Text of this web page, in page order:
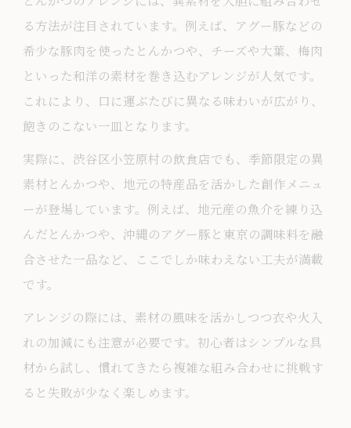
る方法が注目されています。例えば、アグー豚などの
希少な豚肉を使ったとんかつや、チーズや大葉、梅肉
といった和洋の素材を巻き込むアレンジが人気です。
これにより、口に運ぶたびに異なる味わいが広がり、
飽きのこない一皿となります。
実際に、渋谷区小笠原村の飲食店でも、季節限定の異
素材とんかつや、地元の特産品を活かした創作メニュ
ーが登場しています。例えば、地元産の魚介を練り込
んだとんかつや、沖縄のアグー豚と東京の調味料を融
合させた一品など、ここでしか味わえない工夫が満載
です。
アレンジの際には、素材の風味を活かしつつ衣や火入
れの加減にも注意が必要です。初心者はシンプルな具
材から試し、慣れてきたら複雑な組み合わせに挑戦す
ると失敗が少なく楽しめます。